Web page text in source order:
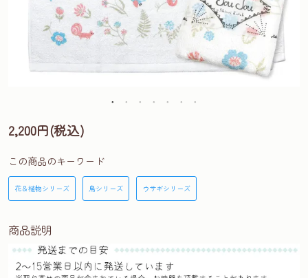
2,200円(税込)
この商品のキーワード
花＆植物シリーズ 鳥シリーズ ウサギシリーズ
商品説明